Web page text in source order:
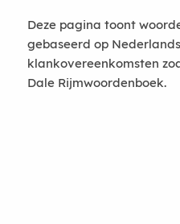
Deze pagina toont
gebaseerd op
klankovereenkomsten
Dale Rijmwoordenboek.